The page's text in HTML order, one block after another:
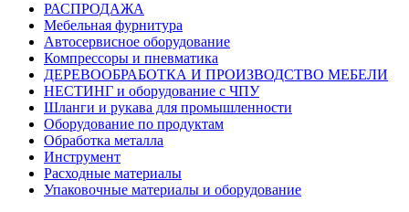
РАСПРОДАЖА
Мебельная фурнитура
Автосервисное оборудование
Компрессоры и пневматика
ДЕРЕВООБРАБОТКА И ПРОИЗВОДСТВО МЕБЕЛИ
НЕСТИНГ и оборудование с ЧПУ
Шланги и рукава для промышленности
Оборудование по продуктам
Обработка металла
Инструмент
Расходные материалы
Упаковочные материалы и оборудование